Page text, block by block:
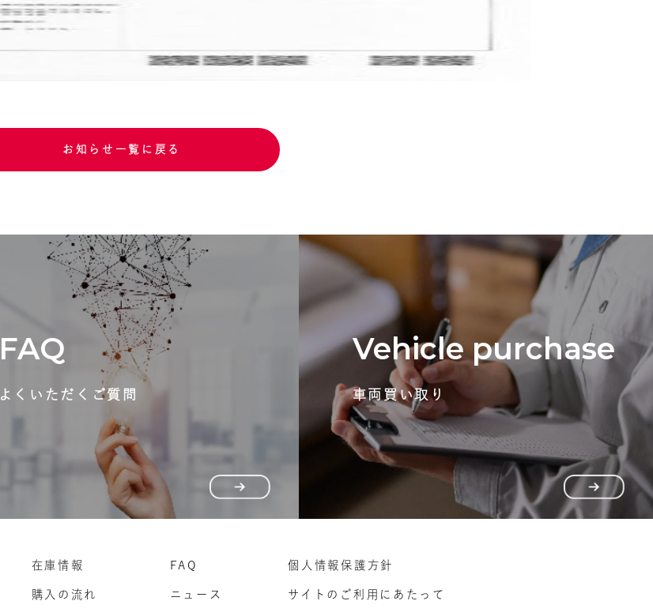
お知らせ一覧に戻る
FAQ
よくいただくご質問
Vehicle purchase
車両買い取り
在庫情報
購入の流れ
FAQ
ニュース
個人情報保護方針
サイトのご利用にあたって